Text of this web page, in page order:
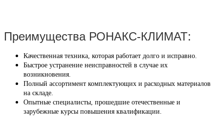
Преимущества РОНАКС-КЛИМАТ:
Качественная техника, которая работает долго и исправно.
Быстрое устранение неисправностей в случае их
возникновения.
Полный ассортимент комплектующих и расходных материалов
на складе.
Опытные специалисты, прошедшие отечественные и
зарубежные курсы повышения квалификации.